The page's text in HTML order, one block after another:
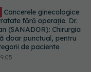
care milioane de femei
cumpără sutien. Un
metoda corectă